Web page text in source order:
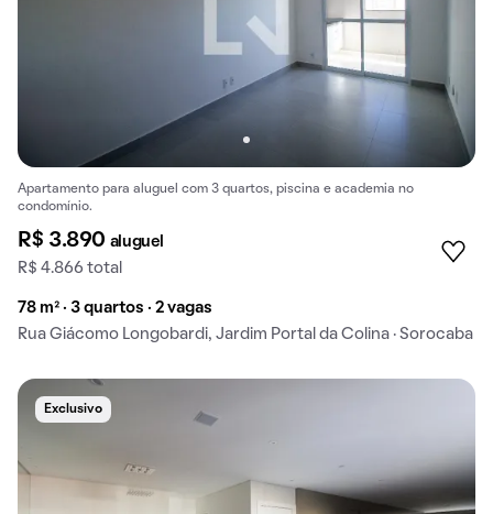
Apartamento para aluguel com 3 quartos, piscina e academia no
condomínio.
R$ 3.890 aluguel
R$ 4.866 total
78 m² · 3 quartos · 2 vagas
Rua Giácomo Longobardi, Jardim Portal da Colina · Sorocaba
Exclusivo